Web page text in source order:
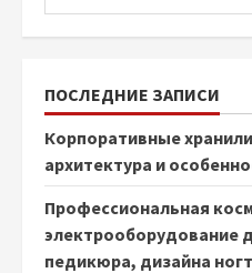
ПОСЛЕДНИЕ ЗАПИСИ
Корпоративные
архитектура и
Профессиональная
электрооборудование
педикюра, дизайна